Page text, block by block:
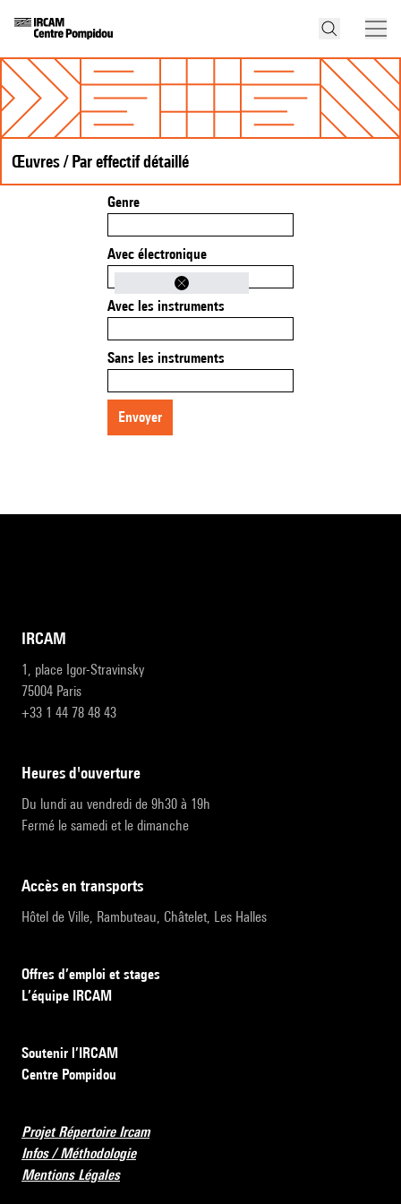
Œuvres / Par effectif détaillé
Genre
Avec électronique
Avec les instruments
Sans les instruments
envoyer
IRCAM
1, place Igor-Stravinsky
75004 Paris
+33 1 44 78 48 43
heures d'ouverture
Du lundi au vendredi de 9h30 à 19h
Fermé le samedi et le dimanche
accès en transports
Hôtel de Ville, Rambuteau, Châtelet, Les Halles
Offres d’emploi et stages
L’équipe IRCAM
Soutenir l’IRCAM
Centre Pompidou
Projet Répertoire Ircam
Infos / Méthodologie
Mentions Légales